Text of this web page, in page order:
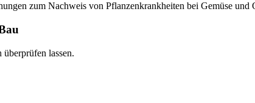
zum Nachweis von Pflanzenkrankheiten bei Gemüse und
lassen.